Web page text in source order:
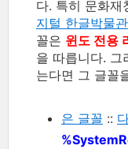
다. 특히 문화재
지털 한글박물관
꼴은 윈도 전용
을 따릅니다. 그
는다면 그 글꼴
은 글꼴 ::